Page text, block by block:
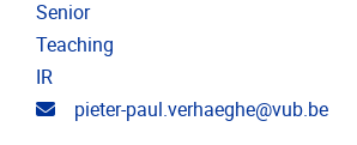
Senior
Teaching
IR
Email address
pieter-paul.verhaeghe@vub.be